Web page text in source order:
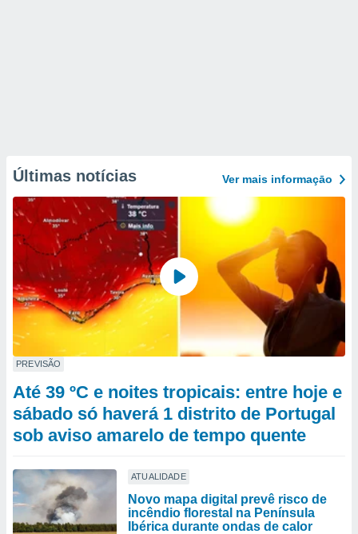
Últimas notícias Ver mais informaçāo
PREVISÃO
Até 39 ºC e noites tropicais: entre hoje e
sábado só haverá 1 distrito de Portugal
sob aviso amarelo de tempo quente
ATUALIDADE
Novo mapa digital prevê risco de
incêndio florestal na Península
Ibérica durante ondas de calor